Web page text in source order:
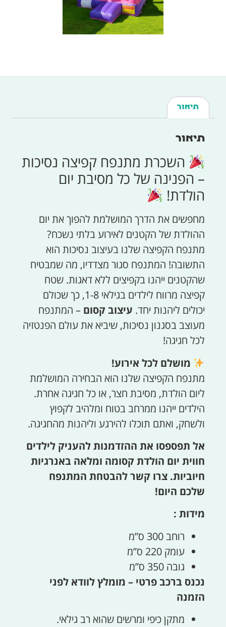
תיאור
תיאור
השכרת מתנפח קפיצה נסיכות
– הפנינה של כל מסיבת יום
הולדת!
מחפשים את הדרך המושלמת להפוך את יום
ההולדת של הקטנים לאירוע בלתי נשכח?
מתנפח הקפיצה שלנו בעיצוב נסיכות הוא
התשובה! המתנפח סגור מצדדיו, מה שמבטיח
שהקטנים ייהנו בקפיצים ללא דאגות. שטח
קפיצה מרווח לילדים בגילאי 1-8, כך שכולם
יכולים ליהנות יחד. עיצוב קסום – המתנפח
מעוצב בסגנון נסיכות, שיביא את עולם הפנטזיה
לכל חגיגה!
מושלם לכל אירוע!
מתנפח הקפיצה שלנו הוא הבחירה המושלמת
ליום הולדת, מסיבת חצר, או כל חגיגה אחרת.
הילדים ייהנו ממרחב בטוח ומלהיב לקפוץ
ולשחק, ואתם תוכלו להירגע וליהנות מהחגיגה.
אל תפספסו את ההזדמנות להעניק לילדים
חווית יום הולדת קסומה ומלאה באנרגיות
חיוביות. צרו קשר להבטחת המתנפח
שלכם היום!
מידות :
רוחב 300 ס”מ
עומק 220 ס”מ
גובה 350 ס”מ
נכנס ברכב פרטי – מומלץ לוודא לפני
הזמנה
מתקן כיפי ומרשים שהוא רב גילאי.